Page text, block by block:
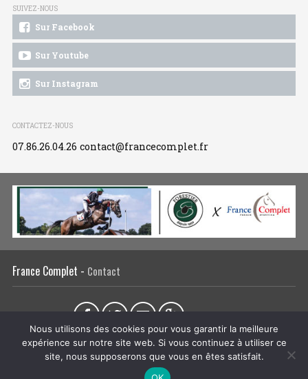
SUIVEZ-NOUS
Sur Facebook
Sur Youtube
Sur Instagram
CONTACTEZ-NOUS
07.86.26.04.26 contact@francecomplet.fr
France Complet - Contact
L’association Actualités Tous les évènements
Liens utiles
Régie publicitaire Plan du site Mentions légales
Nous utilisons des cookies pour vous garantir la meilleure
expérience sur notre site web. Si vous continuez à utiliser ce
site, nous supposerons que vous en êtes satisfait.